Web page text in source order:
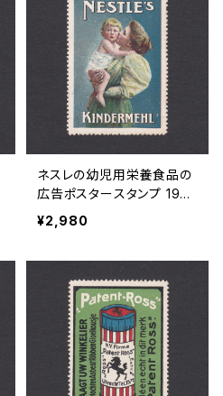
ネスレの幼児用栄養食品の
広告ポスタースタンプ 1900
年頃
¥2,980